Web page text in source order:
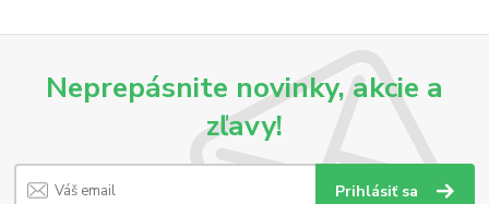
Neprepásnite novinky, akcie a
zľavy!
Prihlásiť sa